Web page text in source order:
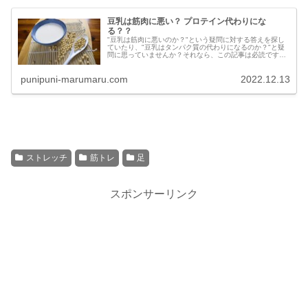
豆乳は筋肉に悪い？ プロテイン代わりにな
る？？
"豆乳は筋肉に悪いのか？"という疑問に対する答えを探し
ていたり、"豆乳はタンパク質の代わりになるのか？"と疑
問に思っていませんか？それなら、この記事は必読です。
punipuni-marumaru.com 2022.12.13
ストレッチ 筋トレ 足
スポンサーリンク